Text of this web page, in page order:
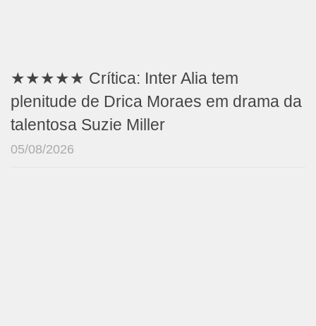
★★★★★ Crítica: Inter Alia tem
plenitude de Drica Moraes em drama da
talentosa Suzie Miller
05/08/2026